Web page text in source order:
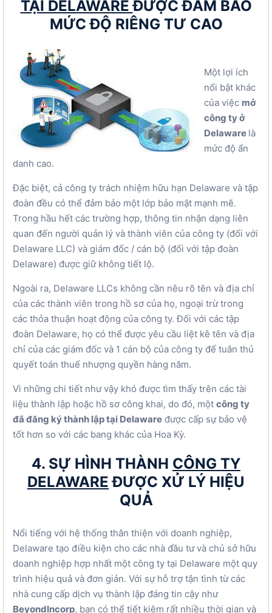
TẠI DELAWAREĐƯỢC ĐẢM BẢO
MỨC ĐỘ RIÊNG TƯ CAO
Một lợi ích
nổi bật khác
của việc mở
công ty ở
Delaware là
mức độ ẩn
danh cao.
Đặc biệt, cả công ty trách nhiệm hữu hạn Delaware và tập
đoàn đều có thể đảm bảo một lớp bảo mật mạnh mẽ.
Trong hầu hết các trường hợp, thông tin nhận dạng liên
quan đến người quản lý và thành viên của công ty (đối với
Delaware LLC) và giám đốc / cán bộ (đối với tập đoàn
Delaware) được giữ không tiết lộ.
Ngoài ra, Delaware LLCs không cần nêu rõ tên và địa chỉ
của các thành viên trong hồ sơ của họ, ngoại trừ trong
các thỏa thuận hoạt động của công ty. Đối với các tập
đoàn Delaware, họ có thể được yêu cầu liệt kê tên và địa
chỉ của các giám đốc và 1 cán bộ của công ty để tuân thủ
quyết toán thuế nhượng quyền hàng năm.
Vì những chi tiết như vậy khó được tìm thấy trên các tài
liệu thành lập hoặc hồ sơ công khai, do đó, một công ty
đã đăng ký thành lập tại Delaware được cấp sự bảo vệ
tốt hơn so với các bang khác của Hoa Kỳ.
4. SỰ HÌNH THÀNH CÔNG TY
DELAWARE ĐƯỢC XỬ LÝ HIỆU
QUẢ
Nổi tiếng với hệ thống thân thiện với doanh nghiệp,
Delaware tạo điều kiện cho các nhà đầu tư và chủ sở hữu
doanh nghiệp hợp nhất một công ty tại Delaware một quy
trình hiệu quả và đơn giản. Với sự hỗ trợ tận tình từ các
nhà cung cấp dịch vụ thành lập đáng tin cậy như
BeyondIncorp, bạn có thể tiết kiệm rất nhiều thời gian và